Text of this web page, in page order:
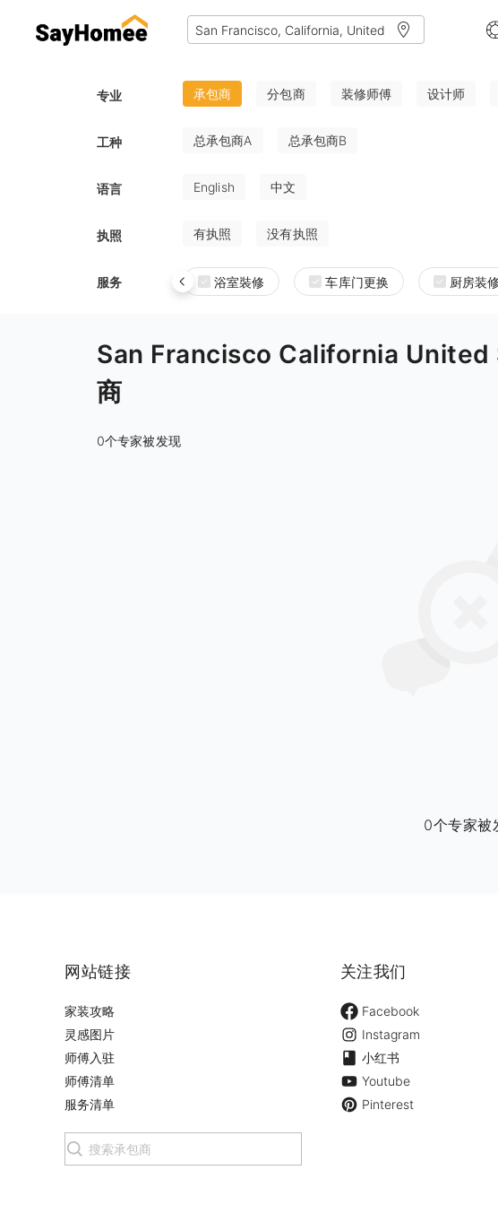
专业 承包商 分包商 装修师傅 设计师
工种 总承包商A 总承包商B
语言 English 中文
执照 有执照 没有执照
服务 浴室裝修 车库门更换 厨房装
San Francisco California United
商
0个专家被发现
0个专家被
网站链接
家装攻略
灵感图片
师傅入驻
师傅清单
服务清单
关注我们
Facebook
Instagram
小红书
Youtube
Pinterest